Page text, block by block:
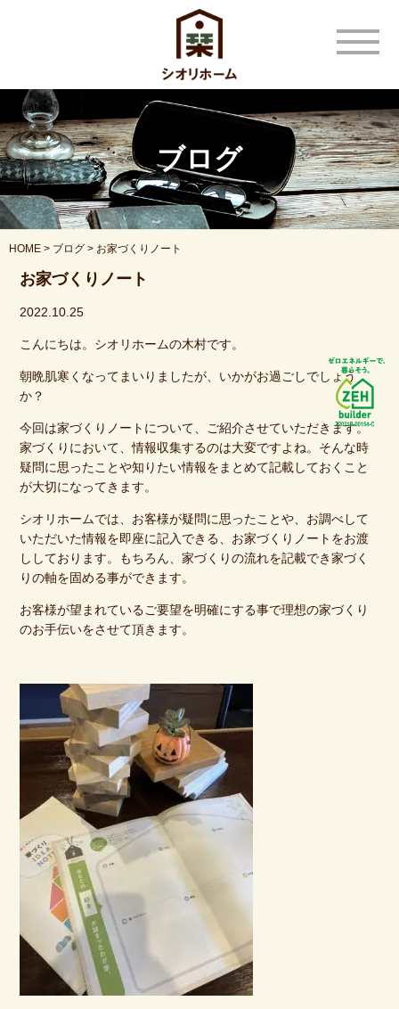
t
o
l
n
a
v
i
g
a
t
i
o
ブログ
HOME > ブログ > お家づくりノート
お家づくりノート
2022.10.25
こんにちは。シオリホームの木村です。
朝晩肌寒くなってまいりましたが、いかがお過ごしでしょう
か？
今回は家づくりノートについて、ご紹介させていただきます。
家づくりにおいて、情報収集するのは大変ですよね。そんな時
疑問に思ったことや知りたい情報をまとめて記載しておくこと
が大切になってきます。
シオリホームでは、お客様が疑問に思ったことや、お調べして
いただいた情報を即座に記入できる、お家づくりノートをお渡
ししております。もちろん、家づくりの流れを記載でき家づく
りの軸を固める事ができます。
お客様が望まれているご要望を明確にする事で理想の家づくり
のお手伝いをさせて頂きます。